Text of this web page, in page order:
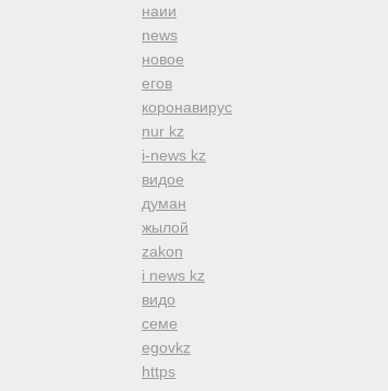
наии
news
новое
егов
коронавирус
nur kz
i-news kz
видое
думан
жылой
zakon
i news kz
видо
семе
egovkz
https